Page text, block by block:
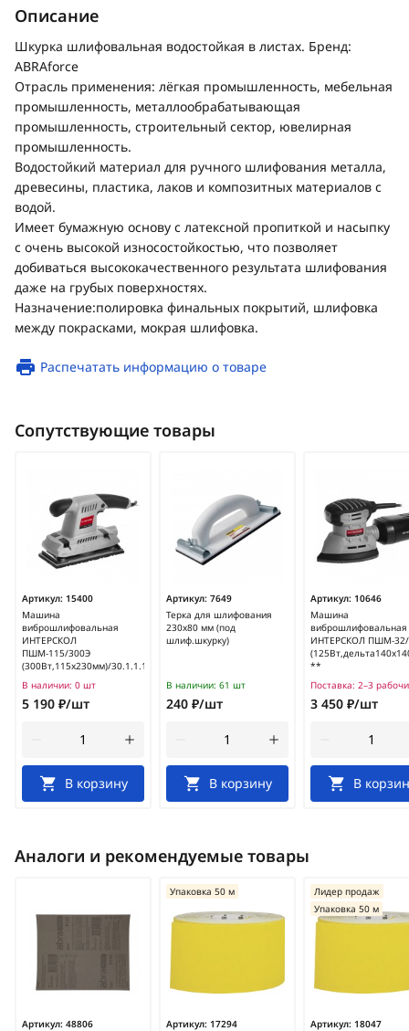
Описание
Шкурка шлифовальная водостойкая в листах. Бренд:
ABRAforce
Отрасль применения: лёгкая промышленность, мебельная
промышленность, металлообрабатывающая
промышленность, строительный сектор, ювелирная
промышленность.
Водостойкий материал для ручного шлифования металла,
древесины, пластика, лаков и композитных материалов с
водой.
Имеет бумажную основу с латексной пропиткой и насыпку
с очень высокой износостойкостью, что позволяет
добиваться высококачественного результата шлифования
даже на грубых поверхностях.
Назначение:полировка финальных покрытий, шлифовка
между покрасками, мокрая шлифовка.
Распечатать информацию о товаре
Сопутствующие товары
Артикул: 15400
Машина
виброшлифовальная
ИНТЕРСКОЛ
ПШМ-115/300Э
(300Вт,115х230мм)/30.1.1.10
В наличии: 0 шт
5 190 ₽/шт
В корзину
Артикул: 7649
Терка для шлифования
230х80 мм (под
шлиф.шкурку)
В наличии: 61 шт
240 ₽/шт
В корзину
Артикул: 10646
Машина
виброшлифовальная
ИНТЕРСКОЛ ПШМ-
**
Поставка: 2–3
3 450 ₽/шт
В
Аналоги и рекомендуемые товары
Артикул: 48806
Артикул: 17294
Упаковка 50 м
Артикул: 18047
Лидер продаж
Упаковка 50 м